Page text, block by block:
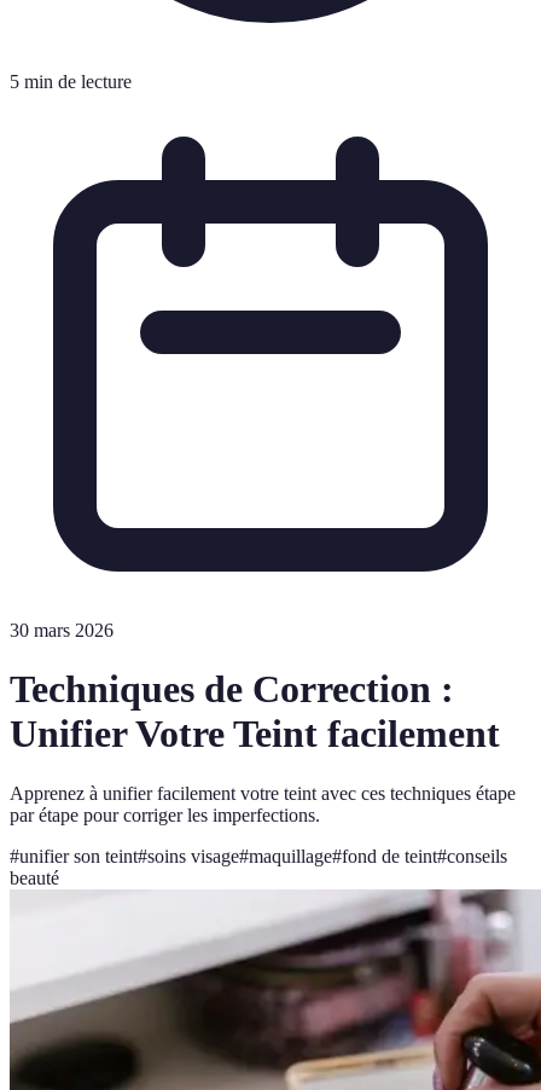
5 min de lecture
30 mars 2026
Techniques de Correction :
Unifier Votre Teint facilement
Apprenez à unifier facilement votre teint avec ces techniques étape
par étape pour corriger les imperfections.
#unifier son teint#soins visage#maquillage#fond de teint#conseils
beauté